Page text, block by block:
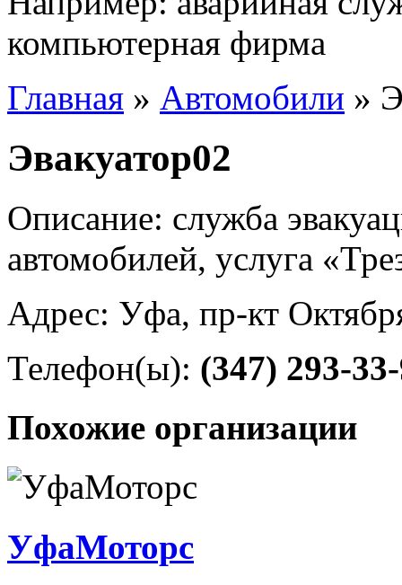
компьютерная фирма
Главная » Автомобили »
Эвакуатор02
Описание: служба
автомобилей, услуга
Адрес: Уфа, пр-кт
Телефон(ы): (347) 293-
Похожие организации
УфаМоторс